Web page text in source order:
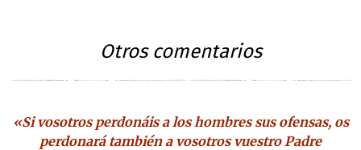
Otros comentarios
«Si vosotros perdonáis a los hombres sus ofensas, os
perdonará también a vosotros vuestro Padre